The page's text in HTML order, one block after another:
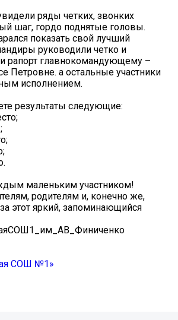
ряды четких, звонких
шаг, гордо поднятые головы.
показать свой лучший
руководили четко и
рапорт главнокомандующему –
Петровне. а остальные участники
исполнением.
результаты следующие:
маленьким участником!
родителям и, конечно же,
этот яркий, запоминающийся
СОШ №1»